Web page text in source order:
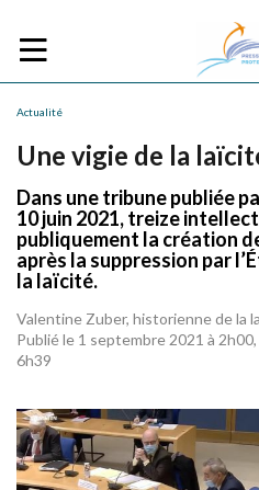
Actualité
Une vigie de la
Dans une tribune publiée
10 juin 2021, treize
publiquement la création
après la suppression par
la laïcité.
Valentine Zuber, historienne de la
Publié le 1 septembre 2021 à
6h39